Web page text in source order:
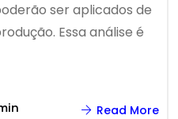
ser aplicados de
Essa análise é
Read More